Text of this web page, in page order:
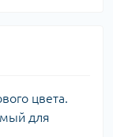
цвета.
для